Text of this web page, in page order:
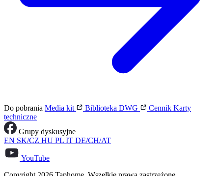
Do pobrania Media kit Biblioteka DWG Cennik Karty
techniczne
Grupy dyskusyjne
EN SK/CZ HU PL IT DE/CH/AT
YouTube